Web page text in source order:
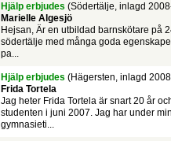
Hjälp erbjudes (Södertälje, inlagd
Marielle Algesjö
Hejsan, Är en utbildad barnskötare på
södertälje med många goda
pa...
Hjälp erbjudes (Hägersten, inlagd
Frida Tortela
Jag heter Frida Tortela är snart 20 år
studenten i juni 2007. Jag har under
gymnasieti...